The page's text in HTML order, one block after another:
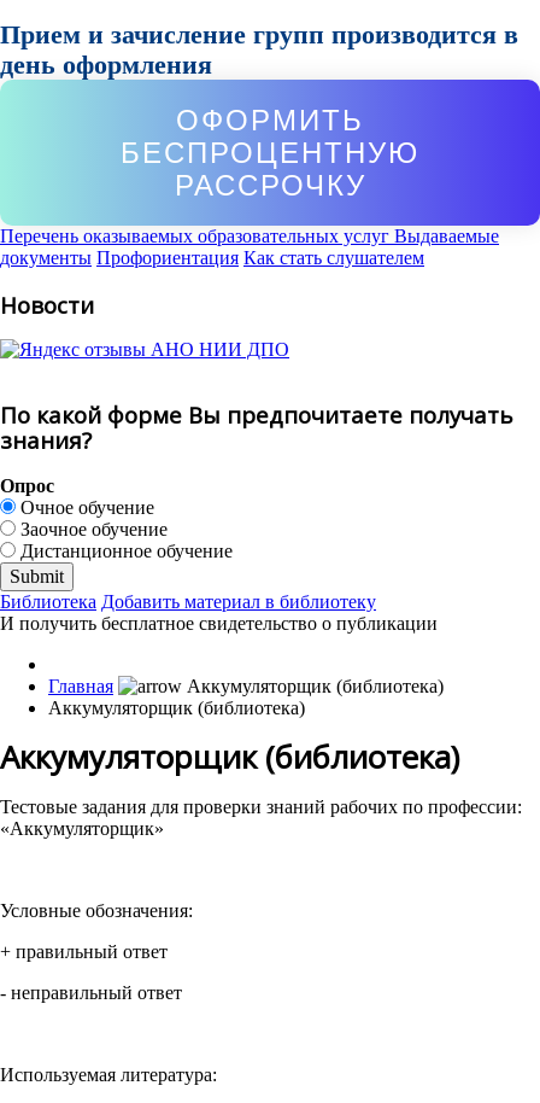
Прием и зачисление групп производится в
день оформления
ОФОРМИТЬ
БЕСПРОЦЕНТНУЮ
РАССРОЧКУ
Перечень оказываемых образовательных услуг Выдаваемые
документы Профориентация Как стать слушателем
Новости
По какой форме Вы предпочитаете получать
знания?
Опрос
Очное обучение
Заочное обучение
Дистанционное обучение
Библиотека Добавить материал в библиотеку
И получить бесплатное свидетельство о публикации
Главная
Аккумуляторщик (библиотека)
Аккумуляторщик (библиотека)
Тестовые задания для проверки знаний рабочих по профессии:
«Аккумуляторщик»
Условные обозначения:
+ правильный ответ
- неправильный ответ
Используемая литература: